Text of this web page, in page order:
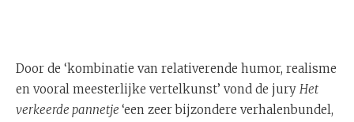
Door de ‘kombinatie van relativerende humor, realisme
en vooral meesterlijke vertelkunst’ vond de jury Het
verkeerde pannetje ‘een zeer bijzondere verhalenbundel,